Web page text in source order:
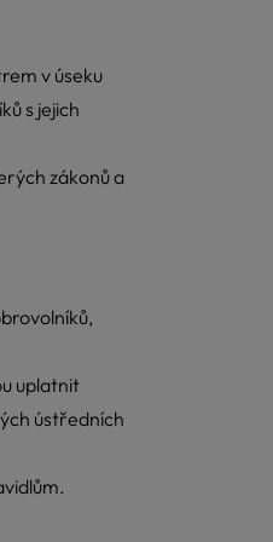
v úseku
s jejich
zákonů a
uplatnit
ústředních